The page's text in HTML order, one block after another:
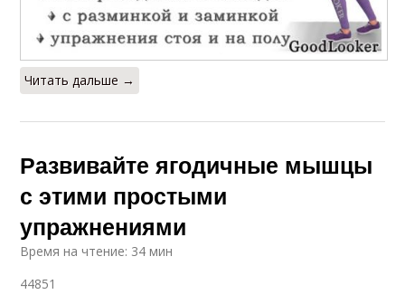
Читать дальше →
Развивайте ягодичные мышцы
с этими простыми
упражнениями
Время на чтение: 34 мин
44851